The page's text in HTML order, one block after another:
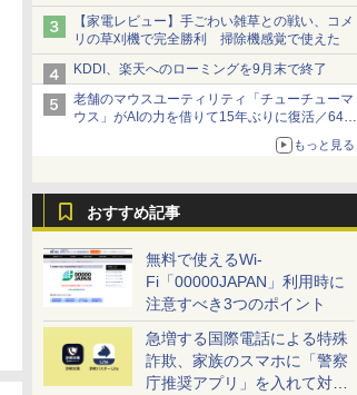
【家電レビュー】手ごわい雑草との戦い、コメ
リの草刈機で完全勝利 掃除機感覚で使えた
KDDI、楽天へのローミングを9月末で終了
老舗のマウスユーティリティ「チューチューマ
ウス」がAIの力を借りて15年ぶりに復活／64bit
化、Windows 10/11、「Chrome」も走り回
る。復活記念で2026年末まで500円
もっと見る
おすすめ記事
無料で使えるWi-
Fi「00000JAPAN」利用時に
注意すべき3つのポイント
急増する国際電話による特殊
詐欺、家族のスマホに「警察
庁推奨アプリ」を入れて対策